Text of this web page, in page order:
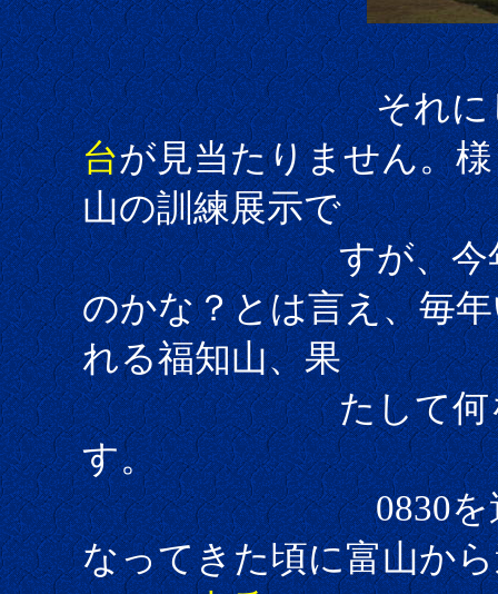
それにしても
台が見当たりません。
山の訓練展示で
すが、今年
のかな？とは言え、毎
れる福知山、果
たして何を見せ
す。
0830を過ぎて霧
なってきた頃に富山か